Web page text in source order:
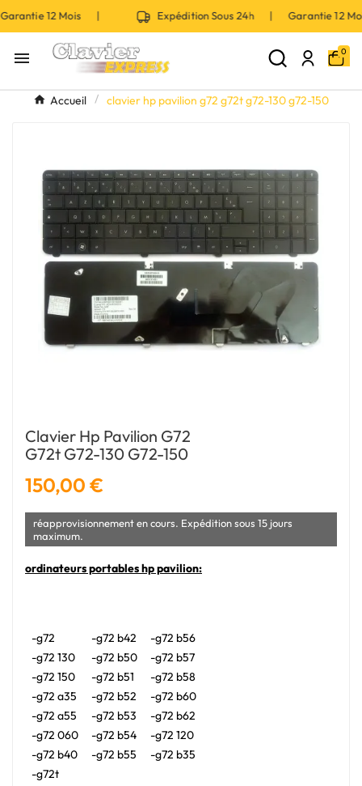
12 Mois | Expédition Sous 24h | Garantie 12
 0
Accueil clavier hp pavilion g72 g72t g72-130 g72-150
Clavier Hp Pavilion G72
G72t G72-130 G72-150
150,00 €
réapprovisionnement en cours. Expédition sous 15 jours
maximum.
ordinateurs portables hp pavilion:
-g72
-g72 130
-g72 150
-g72 a35
-g72 a55
-g72 060
-g72 b40
-g72t
-g72 b42
-g72 b50
-g72 b51
-g72 b52
-g72 b53
-g72 b54
-g72 b55
-g72 b56
-g72 b57
-g72 b58
-g72 b60
-g72 b62
-g72 120
-g72 b35